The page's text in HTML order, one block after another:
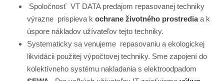
Spoločnosť VT DATA predajom repasovanej techniky
výrazne prispieva kochrane životného prostrediaa k
úspore nákladov užívateľov tejto techniky.
Systematicky sa venujeme repasovaniu a ekologickej
likvidácii použitej výpočtovej techniky. Sme zapojení do
kolektívneho systému nakladania s elektroodpadom